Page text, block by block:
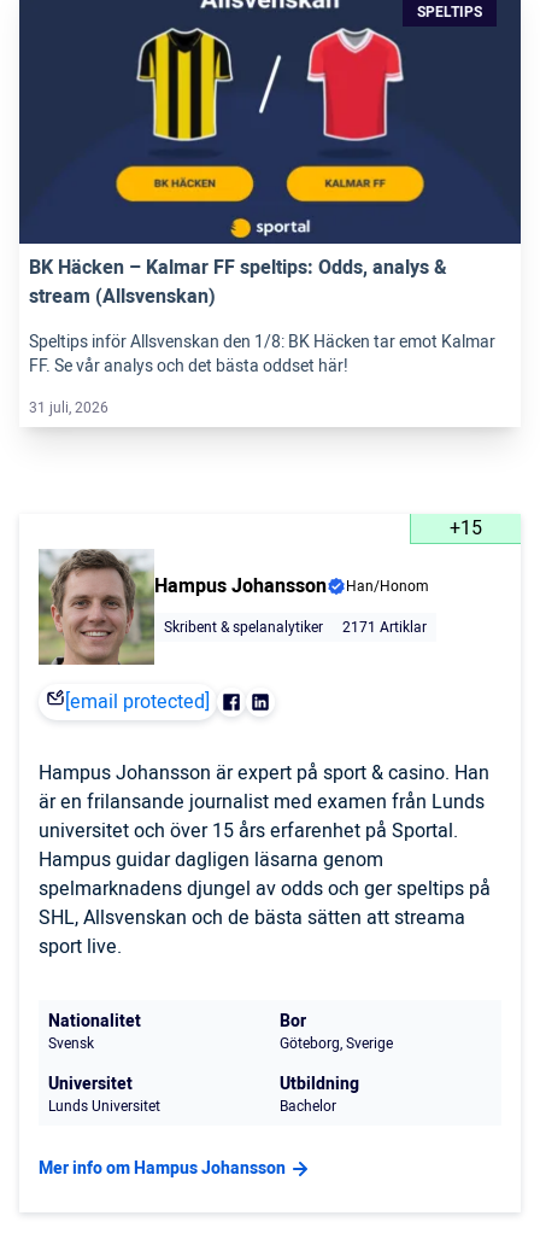
SPELTIPS
BK Häcken – Kalmar FF speltips: Odds, analys &
stream (Allsvenskan)
Speltips inför Allsvenskan den 1/8: BK Häcken tar emot Kalmar
FF. Se vår analys och det bästa oddset här!
31 juli, 2026
+15
Hampus Johansson
Han/Honom
Skribent & spelanalytiker
2171 Artiklar
[email protected]
Hampus Johansson är expert på sport & casino. Han
är en frilansande journalist med examen från Lunds
universitet och över 15 års erfarenhet på Sportal.
Hampus guidar dagligen läsarna genom
spelmarknadens djungel av odds och ger speltips på
SHL, Allsvenskan och de bästa sätten att streama
sport live.
Nationalitet
Svensk
Bor
Göteborg, Sverige
Universitet
Lunds Universitet
Utbildning
Bachelor
Mer info om Hampus Johansson